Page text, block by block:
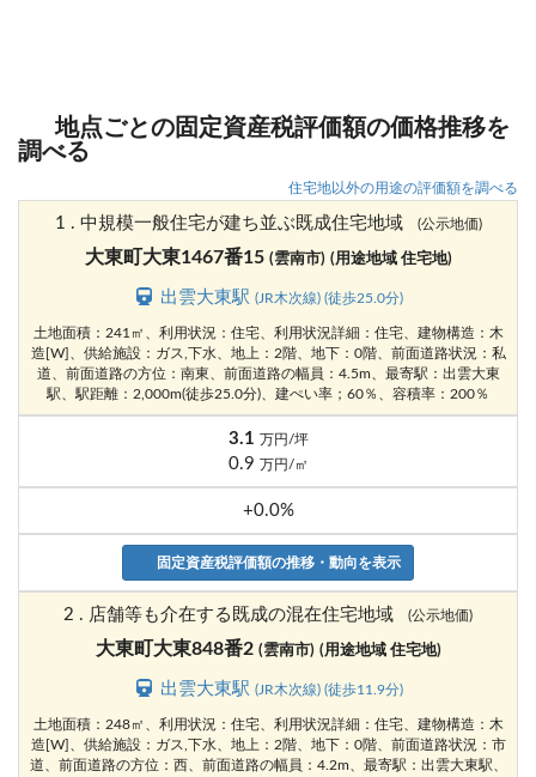
地点ごとの固定資産税評価額の価格推移を
調べる
住宅地以外の用途の評価額を調べる
1 . 中規模一般住宅が建ち並ぶ既成住宅地域 (公示地価)
大東町大東1467番15 (雲南市) (用途地域 住宅地)
出雲大東駅(JR木次線) (徒歩25.0分)
土地面積：241㎡、利用状況：住宅、利用状況詳細：住宅、建物構造：木
造[W]、供給施設：ガス,下水、地上：2階、地下：0階、前面道路状況：私
道、前面道路の方位：南東、前面道路の幅員：4.5m、最寄駅：出雲大東
駅、駅距離：2,000m(徒歩25.0分)、建ぺい率；60％、容積率：200％
3.1 万円/坪
0.9 万円/㎡
+0.0%
固定資産税評価額の推移・動向を表示
2 . 店舗等も介在する既成の混在住宅地域 (公示地価)
大東町大東848番2 (雲南市) (用途地域 住宅地)
出雲大東駅(JR木次線) (徒歩11.9分)
土地面積：248㎡、利用状況：住宅、利用状況詳細：住宅、建物構造：木
造[W]、供給施設：ガス,下水、地上：2階、地下：0階、前面道路状況：市
道、前面道路の方位：西、前面道路の幅員：4.2m、最寄駅：出雲大東駅、